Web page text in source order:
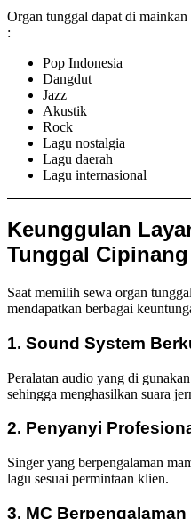
Organ tunggal dapat di
:
Pop Indonesia
Dangdut
Jazz
Akustik
Rock
Lagu nostalgia
Lagu daerah
Lagu internasional
Keunggulan
Tunggal Cipinang
Saat memilih sewa organ
mendapatkan berbagai
1. Sound System
Peralatan audio yang di
sehingga menghasilkan suara
2. Penyanyi
Singer yang berpengalaman
lagu sesuai permintaan klien.
3. MC Berpengalaman